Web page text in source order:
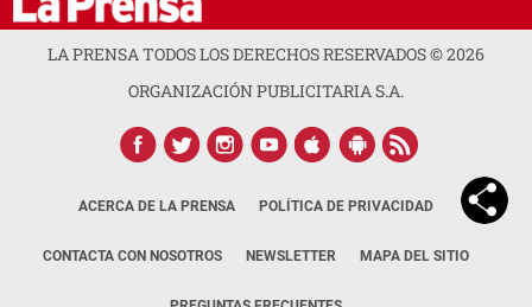
LA PRENSA TODOS LOS DERECHOS RESERVADOS ©2026
ORGANIZACIÓN PUBLICITARIA S.A.
ACERCA DE LA PRENSA POLÍTICA DE PRIVACIDAD
CONTACTA CON NOSOTROS NEWSLETTER MAPA DEL SITIO